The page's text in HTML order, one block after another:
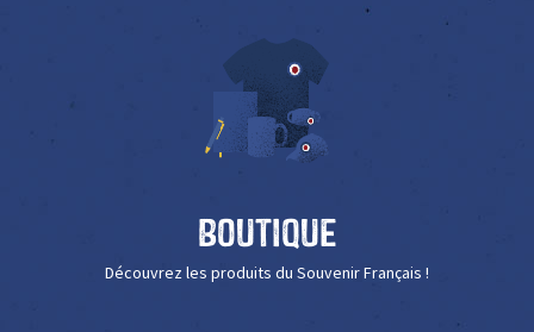
Boutique
Découvrez les produits du Souvenir Français !